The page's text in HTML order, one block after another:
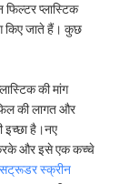
फिल्टर प्लास्टिक
किए जाते हैं। कुछ
की मांग
की लागत और
इच्छा है।नए
करके और इसे एक कच्चे
स्क्रीन